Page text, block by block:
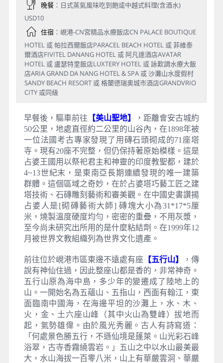
晚餐：日式蒸氣風味吃到飽或中越式料理(含酒水)
USD10
住宿：峴港-CN宮精品水療飯店CN PALACE BOUTIQUE
HOTEL 或 帕拉西爾飯店PARACEL BEACH HOTEL 或 菲維泰
爾酒店FIVITEL DANANG HOTEL 或 阿凡達酒店AVATAR
HOTEL 或 盧瑟特里飯店LUXTERY HOTEL 或 詠歎調水療大飯
店ARIA GRAND DA NANG HOTEL & SPA 或 沙灘山水度假村
SANDY BEACH RESORT 或 格蘭德瑞奧城市酒店GRANDVRIO
CITY 或同級
早餐後，驅車前往 【美山聖地】
，距離會安古城約
50公里，地處直徑約二公里的山谷內，在1898年被
一位法國考古專家發現了用磚石頭砌成的71座塔
寺。現有20座不完整，但仍保持著原始模樣。這是
占婆王國用以祭祀君主和神靈的印度教聖都，建於
4~13世紀末，是東南亞長期連續發現的唯一建築
群體。這個區域之奇妙，在於占婆塔巧藝工匠之建
塔技術、石磚雕刻藝術和審美觀。在中國史書讚揚
占婆人是[砌磚藝術大師] 磚塊大小為31*17*5厘
米，燒製溫度硬度均勻，密密的重疊，不用灰漿，
至今尚未研究出所用的是什麼粘結劑。在1999年12
月被世界文教組織列為世界文化遺產。
前往位於峴港市區東邊不遠處有座 【五行山】
，傳
說有神仙住過，因此整座山都是香的，非常神奇。
五行山原為海中島，多少年的變遷成了陸地上的
山。一開始名為五蘊山、五指山，西面有翰江，東
面臨南中國海，在海邊平坦的沙灘上，水、木、
火，金、土六座山峰（其中火山為雙峰）拔地而
起，氣勢雄偉。由於風光秀麗。古人有詩寫道：
「何處景色勝五行，不遜仙境是蓬萊。山光彩石峰
浴翠，古寺香霧繞雲岩。」五山之中以水山最美最
大，水山海拔一百零八米，山上有華嚴雲洞、華嚴